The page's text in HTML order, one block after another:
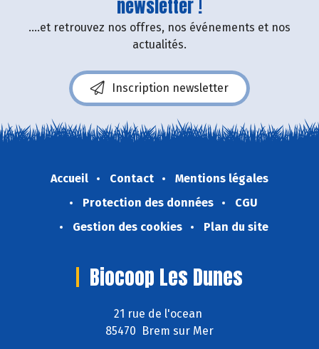
newsletter !
....et retrouvez nos offres, nos événements et nos
actualités.
Inscription newsletter
Accueil Contact
Mentions légales
Protection des données
CGU
Gestion des cookies
Plan du site
Biocoop Les Dunes
21 rue de l'ocean
85470 Brem sur Mer